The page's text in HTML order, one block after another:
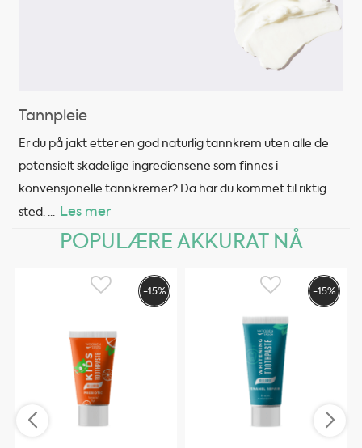
Tannpleie
Er du på jakt etter en god naturlig tannkrem uten alle de
potensielt skadelige ingrediensene som finnes i
konvensjonelle tannkremer? Da har du kommet til riktig
sted.... Les mer
POPULÆRE AKKURAT NÅ
-15% -15%